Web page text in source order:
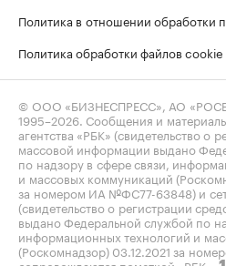
Политика в отношении обработки
Политика обработки файлов cookie
© ООО «БИЗНЕСПРЕСС», АО
1995–2026 . Сообщения и
агентства «РБК» (свидетельство о
массовой информации выдано
по надзору в сфере связи,
и массовых коммуникаций
за номером ИА №ФС77-63848) и
(свидетельство о регистрации
выдано Федеральной службой по
информационных технологий и
(Роскомнадзор) 03.12.2021 за